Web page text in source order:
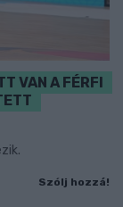
VAN A FÉRFI
Szólj hozzá!